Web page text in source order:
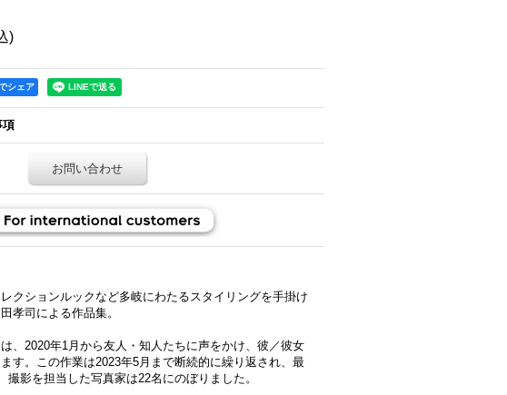
)
シェア
項
お問い合わせ
クションルックなど多岐にわたるスタイリングを手掛け
孝司による作品集。
、2020年1月から友人・知人たちに声をかけ、彼／彼女
す。この作業は2023年5月まで断続的に繰り返され、最
撮影を担当した写真家は22名にのぼりました。